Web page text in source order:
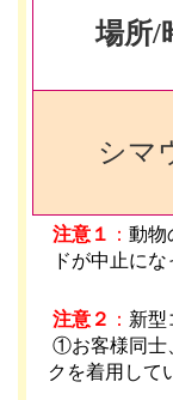
場所/
シマ
注意１ ：動物
ドが中止に
注意２ ： 新型
①お客様同士
クを着用して